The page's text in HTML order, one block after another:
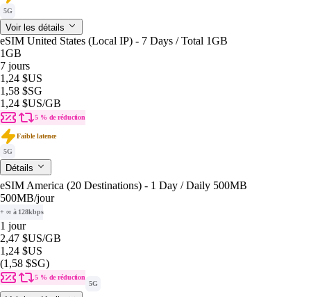
5G
Voir les détails
eSIM United States (Local IP) - 7 Days / Total 1GB
1GB
7 jours
1,24 $US
1,58 $SG
1,24 $US/GB
5 % de réduction
Faible latence
5G
Détails
eSIM America (20 Destinations) - 1 Day / Daily 500MB
500MB/jour
+ ∞ à 128kbps
1 jour
2,47 $US/GB
1,24 $US
(1,58 $SG)
5 % de réduction
5G